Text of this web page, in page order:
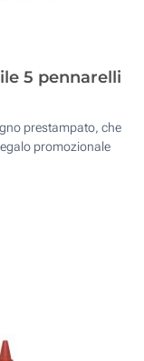
5 pennarelli
prestampato, che
promozionale